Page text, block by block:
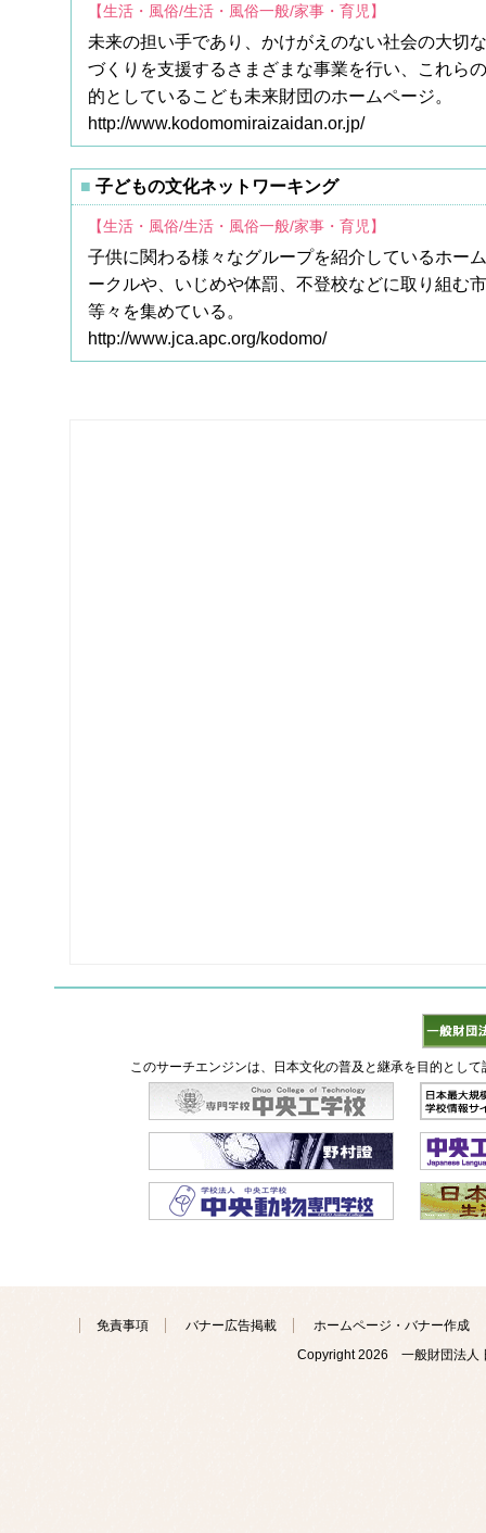
【生活・風俗/生活・風俗一般/家事・育児】
未来の担い手であり、かけがえのない社会の大切
づくりを支援するさまざまな事業を行い、これら
的としているこども未来財団のホームページ。
http://www.kodomomiraizaidan.or.jp/
子どもの文化ネットワーキング
【生活・風俗/生活・風俗一般/家事・育児】
子供に関わる様々なグループを紹介しているホー
ークルや、いじめや体罰、不登校などに取り組む
等々を集めている。
http://www.jca.apc.org/kodomo/
このサーチエンジンは、日本文化の普及と継承を目的とし
免責事項 バナー広告掲載
ホームページ・バナー作成
Copyright2026 一般財団法人